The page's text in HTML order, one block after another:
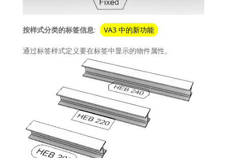
按样式分类的标签信息: VA3 中的新功能
通过标签样式定义要在标签中显示的物件属性。